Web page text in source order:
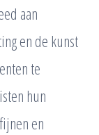
aan
en de kunst
te
hun
en